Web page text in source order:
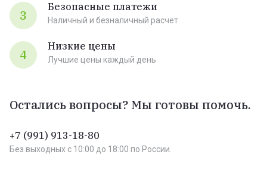
3
Безопасные платежи
Наличный и безналичный расчет
4
Низкие цены
Лучшие цены каждый день
Остались вопросы? Мы готовы помочь.
+7 (991) 913-18-80
Без выходных c 10:00 до 18:00 по России.